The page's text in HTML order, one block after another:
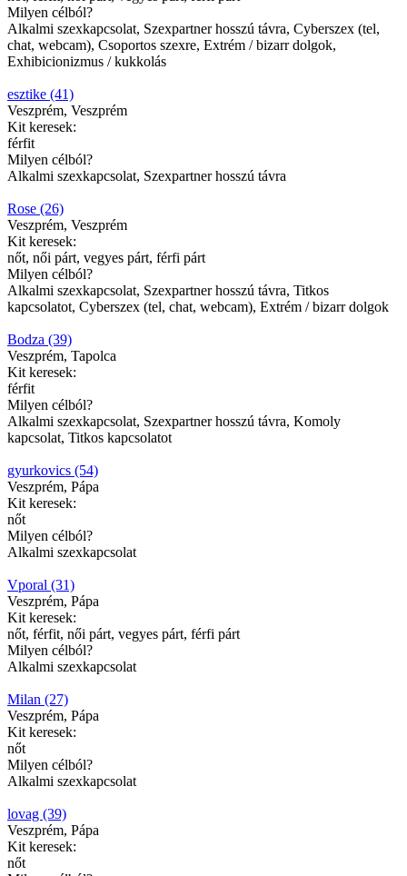
Milyen célból?
Alkalmi szexkapcsolat, Szexpartner hosszú távra, Cyberszex (tel,
chat, webcam), Csoportos szexre, Extrém / bizarr dolgok,
Exhibicionizmus / kukkolás
esztike (41)
Veszprém, Veszprém
Kit keresek:
férfit
Milyen célból?
Alkalmi szexkapcsolat, Szexpartner hosszú távra
Rose (26)
Veszprém, Veszprém
Kit keresek:
nőt, női párt, vegyes párt, férfi párt
Milyen célból?
Alkalmi szexkapcsolat, Szexpartner hosszú távra, Titkos
kapcsolatot, Cyberszex (tel, chat, webcam), Extrém / bizarr dolgok
Bodza (39)
Veszprém, Tapolca
Kit keresek:
férfit
Milyen célból?
Alkalmi szexkapcsolat, Szexpartner hosszú távra, Komoly
kapcsolat, Titkos kapcsolatot
gyurkovics (54)
Veszprém, Pápa
Kit keresek:
nőt
Milyen célból?
Alkalmi szexkapcsolat
Vporal (31)
Veszprém, Pápa
Kit keresek:
nőt, férfit, női párt, vegyes párt, férfi párt
Milyen célból?
Alkalmi szexkapcsolat
Milan (27)
Veszprém, Pápa
Kit keresek:
nőt
Milyen célból?
Alkalmi szexkapcsolat
lovag (39)
Veszprém, Pápa
Kit keresek:
nőt